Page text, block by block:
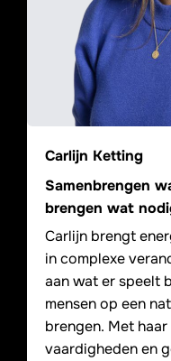
Carlijn Ketting
Samenbrengen
brengen wat
Carlijn brengt
in complexe
aan wat er speelt
mensen op een
brengen. Met
vaardigheden en